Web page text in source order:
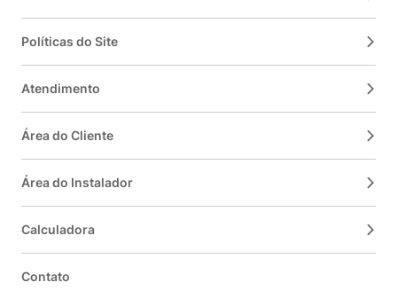
Políticas do Site
Atendimento
Área do Cliente
Área do Instalador
Calculadora
Contato